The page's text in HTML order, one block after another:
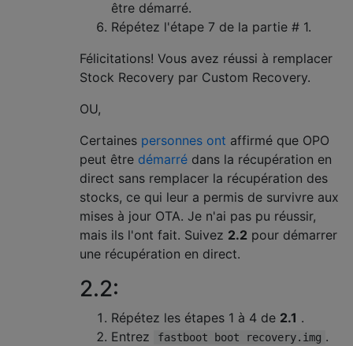
être démarré.
Répétez l'étape 7 de la partie # 1.
Félicitations! Vous avez réussi à remplacer
Stock Recovery par Custom Recovery.
OU,
Certaines personnes ont affirmé que OPO
peut être démarré dans la récupération en
direct sans remplacer la récupération des
stocks, ce qui leur a permis de survivre aux
mises à jour OTA. Je n'ai pas pu réussir,
mais ils l'ont fait. Suivez 2.2 pour démarrer
une récupération en direct.
2.2:
Répétez les étapes 1 à 4 de 2.1 .
Entrez
fastboot boot recovery.img .